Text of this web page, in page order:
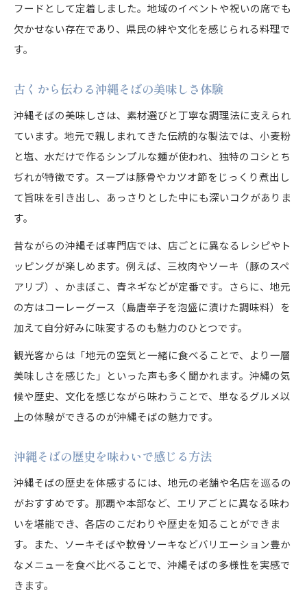
フードとして定着しました。地域のイベントや祝いの席でも
欠かせない存在であり、県民の絆や文化を感じられる料理で
す。
古くから伝わる沖縄そばの美味しさ体験
沖縄そばの美味しさは、素材選びと丁寧な調理法に支えられ
ています。地元で親しまれてきた伝統的な製法では、小麦粉
と塩、水だけで作るシンプルな麺が使われ、独特のコシとち
ぢれが特徴です。スープは豚骨やカツオ節をじっくり煮出し
て旨味を引き出し、あっさりとした中にも深いコクがありま
す。
昔ながらの沖縄そば専門店では、店ごとに異なるレシピやト
ッピングが楽しめます。例えば、三枚肉やソーキ（豚のスペ
アリブ）、かまぼこ、青ネギなどが定番です。さらに、地元
の方はコーレーグース（島唐辛子を泡盛に漬けた調味料）を
加えて自分好みに味変するのも魅力のひとつです。
観光客からは「地元の空気と一緒に食べることで、より一層
美味しさを感じた」といった声も多く聞かれます。沖縄の気
候や歴史、文化を感じながら味わうことで、単なるグルメ以
上の体験ができるのが沖縄そばの魅力です。
沖縄そばの歴史を味わいで感じる方法
沖縄そばの歴史を体感するには、地元の老舗や名店を巡るの
がおすすめです。那覇や本部など、エリアごとに異なる味わ
いを堪能でき、各店のこだわりや歴史を知ることができま
す。また、ソーキそばや軟骨ソーキなどバリエーション豊か
なメニューを食べ比べることで、沖縄そばの多様性を実感で
きます。